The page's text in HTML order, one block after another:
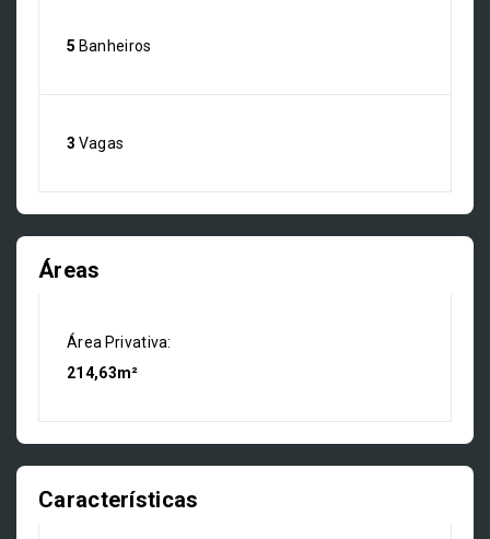
5 Banheiros
3 Vagas
Áreas
Área Privativa:
214,63m²
Características